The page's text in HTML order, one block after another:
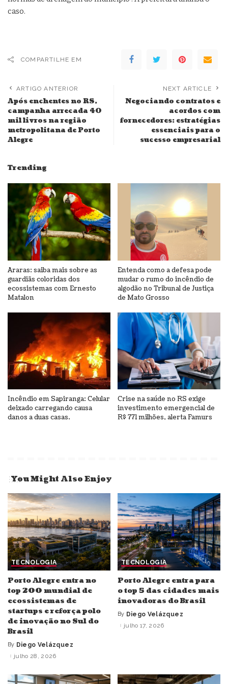
caso.
COMPARTILHE EM
ARTIGO ANTERIOR
Após enchentes no RS,
campanha arrecada 40
mil livros na região
metropolitana de Porto
Alegre
NEXT ARTICLE
Negociando contratos e
acordos com
fornecedores: estratégias
essenciais para o
sucesso empresarial
Trending
Araras: saiba mais sobre as
guardiãs coloridas dos
ecossistemas com Ernesto
Matalon
Entenda como a defesa pode
mudar o rumo do incêndio de
algodão no Tribunal de Justiça
de Mato Grosso
Incêndio em Sapiranga: Celular
deixado carregando causa
danos a duas casas.
Crise na saúde no RS exige
investimento emergencial de
R$ 771 milhões, alerta Famurs
You Might Also Enjoy
TECNOLOGIA
Porto Alegre entra no
top 200 mundial de
ecossistemas de
startups e reforça polo
de inovação no Sul do
Brasil
Posted
by
By Diego Velázquez
julho 28, 2026
TECNOLOGIA
Porto Alegre entra para
o top 5 das cidades mais
inovadoras do Brasil
Posted
by
By Diego Velázquez
julho 17, 2026